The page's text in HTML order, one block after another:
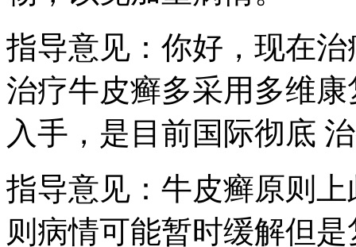
指导意见：你好，现在
治疗牛皮癣多采用多维
入手，是目前国际彻底
指导意见：牛皮癣原则
则病情可能暂时缓解但